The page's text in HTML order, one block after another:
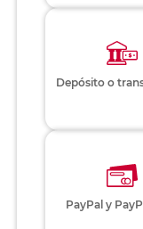
Depósito o
PayPal y